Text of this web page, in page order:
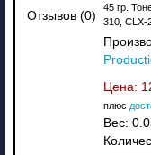
Отзывов (0)
45 гр.
310, CLX-
Цена:
плюс
Вес: